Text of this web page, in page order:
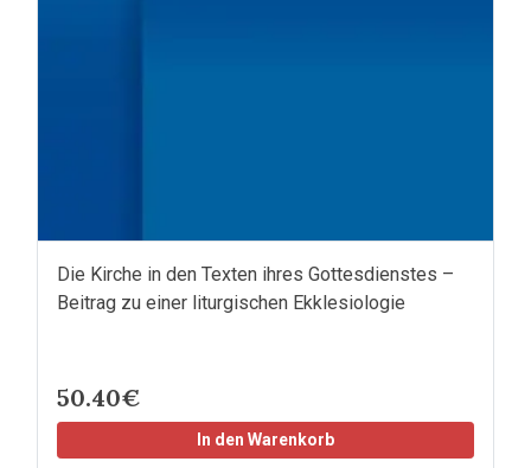
Die Kirche in den Texten ihres Gottesdienstes –
Beitrag zu einer liturgischen Ekklesiologie
50.40€
In den Warenkorb